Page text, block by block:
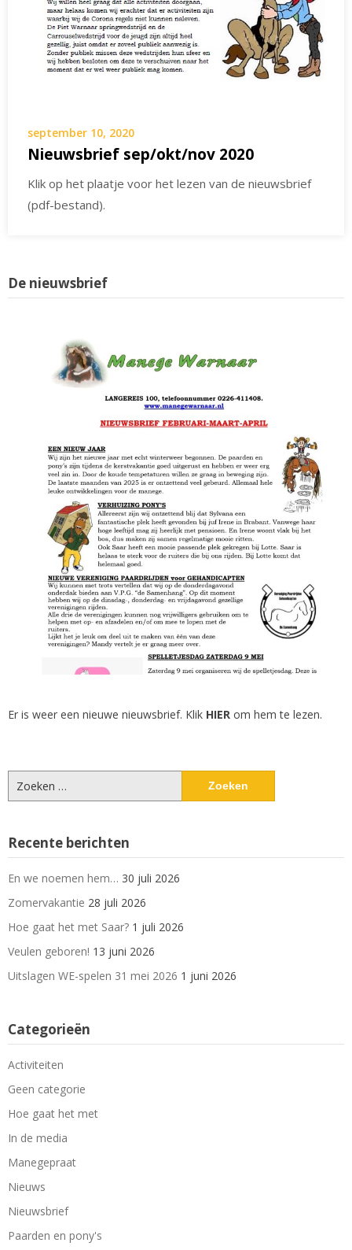
september 10, 2020
Nieuwsbrief sep/okt/nov 2020
Klik op het plaatje voor het lezen van de nieuwsbrief
(pdf-bestand).
De nieuwsbrief
Er is weer een nieuwe nieuwsbrief. Klik HIER om hem te lezen.
Zoeken
naar:
Recente berichten
En we noemen hem… 30 juli 2026
Zomervakantie 28 juli 2026
Hoe gaat het met Saar? 1 juli 2026
Veulen geboren! 13 juni 2026
Uitslagen WE-spelen 31 mei 2026 1 juni 2026
Categorieën
Activiteiten
Geen categorie
Hoe gaat het met
In de media
Manegepraat
Nieuws
Nieuwsbrief
Paarden en pony's